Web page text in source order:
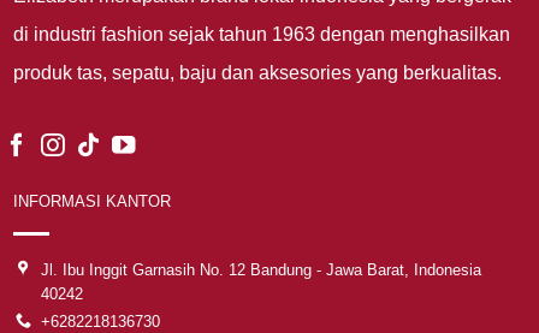
di industri fashion sejak tahun 1963 dengan menghasilkan
produk tas, sepatu, baju dan aksesories yang berkualitas.
INFORMASI KANTOR
Jl. Ibu Inggit Garnasih No. 12 Bandung - Jawa Barat, Indonesia
40242
+6282218136730